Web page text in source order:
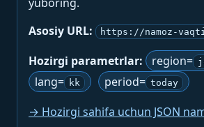
Asosiy URL:
https://namoz-
Hozirgi parametrlar: region=
lang= kk period= today
→ Hozirgi sahifa uchun JSON